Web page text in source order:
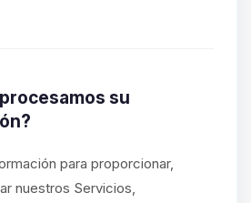
su
para proporcionar,
nuestros Servicios,